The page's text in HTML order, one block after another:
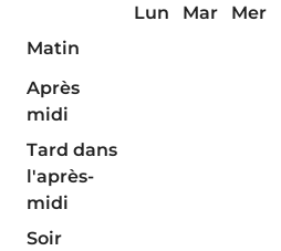
Lun Mar Mer
Matin
Après
midi
Tard dans
l'après-
midi
Soir